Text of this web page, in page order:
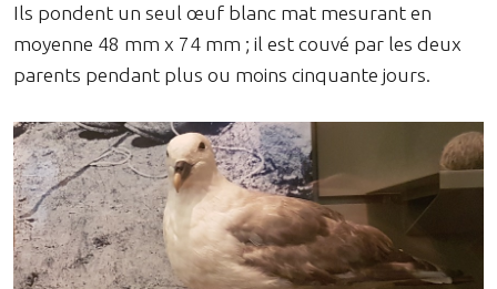
Ils pondent un seul œuf blanc mat mesurant en
moyenne 48 mm x 74 mm ; il est couvé par les deux
parents pendant plus ou moins cinquante jours.